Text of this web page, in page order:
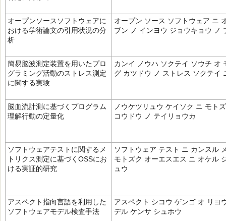
オープンソースソフトウェアに
おける学術論文の引用状況の分
析
オープン ソース ソフトウェア ニ
ブン ノ インヨウ ジョウキョウ ノ
簡易脳波測定装置を用いたプロ
グラミング活動のストレス測定
に関する実験
カンイ ノウハ ソクテイ ソウチ オ
グ カツドウ ノ ストレス ソクテイ
脳血流計測に基づくプログラム
理解行動の定量化
ノウケツリュウ ケイソク ニ モト
コウドウ ノ テイリョウカ
ソフトウェアテストに関するメ
トリクス測定に基づくOSSにお
ける実証的研究
ソフトウェア テスト ニ カンスル
モトズク オーエスエス ニ オケル
ュウ
アスペクト指向言語を利用した
ソフトウェアモデル検査手法
アスペクト シコウ ゲンゴ オ リヨ
デル ケンサ シュホウ